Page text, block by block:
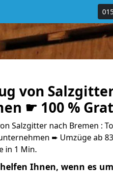
von
☛ 100 %
Salzgitter nach Bremen :
➨ Umzüge ab
in 1 Min.
Ihnen, wenn es